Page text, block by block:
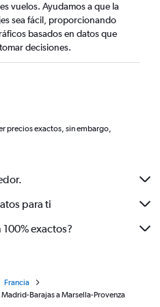
vuelos. Ayudamos a que la
sea fácil, proporcionando
basados en datos que
decisiones.
precios exactos, sin embargo,
para ti
exactos?
Francia
Barajas a Marsella-Provenza